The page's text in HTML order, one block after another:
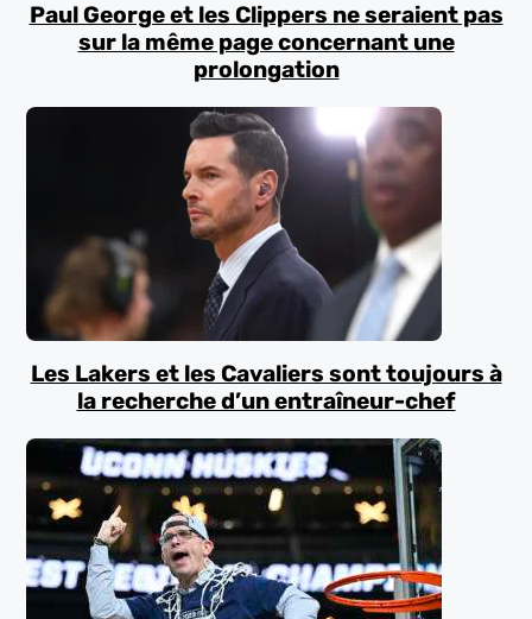
Paul George et les Clippers ne seraient pas
sur la même page concernant une
prolongation
Les Lakers et les Cavaliers sont toujours à
la recherche d’un entraîneur-chef